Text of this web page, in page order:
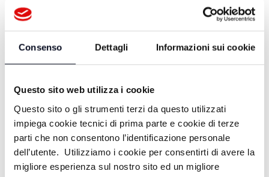
Consenso Dettagli Informazioni sui cookie
Questo sito web utilizza i cookie
Questo sito o gli strumenti terzi da questo utilizzati
impiega cookie tecnici di prima parte e cookie di terze
parti che non consentono l’identificazione personale
dell’utente. Utilizziamo i cookie per consentirti di avere la
migliore esperienza sul nostro sito ed un migliore
ALTRE NOTIZIE TUTTE LE NOTIZIE